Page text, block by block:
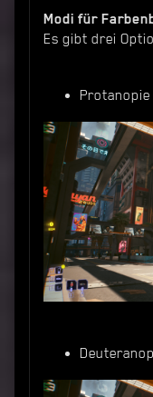
Modi für
Es gibt drei
Protanopie